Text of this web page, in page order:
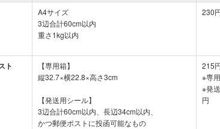
A4サイズ
3辺合計60cm以内
重さ1kg以内
230
ト
【専用箱】
縦32.7×横22.8×高さ3cm
【発送用シール】
3辺合計60cm以内、長辺34cm以内、
かつ郵便ポストに投函可能なもの
215
※専
※発
円